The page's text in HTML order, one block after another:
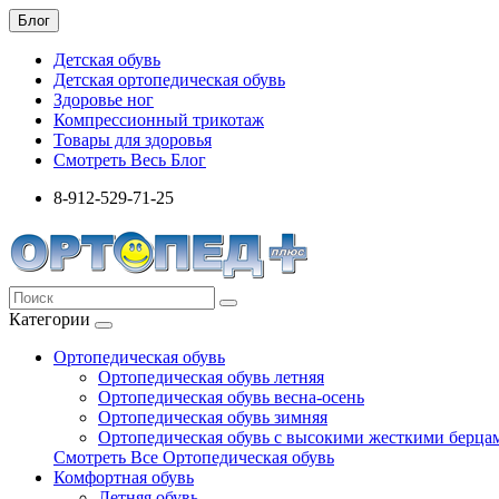
Блог
Детская обувь
Детская ортопедическая обувь
Здоровье ног
Компрессионный трикотаж
Товары для здоровья
Смотреть Весь Блог
8-912-529-71-25
Категории
Ортопедическая обувь
Ортопедическая обувь летняя
Ортопедическая обувь весна-осень
Ортопедическая обувь зимняя
Ортопедическая обувь с высокими жесткими
Смотреть Все Ортопедическая обувь
Комфортная обувь